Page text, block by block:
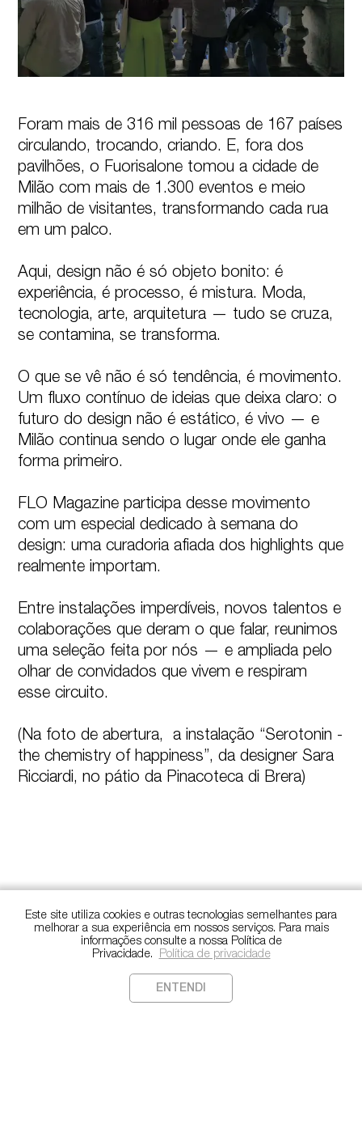
Foram mais de 316 mil pessoas de 167 países
circulando, trocando, criando. E, fora dos
pavilhões, o Fuorisalone tomou a cidade de
Milão com mais de 1.300 eventos e meio
milhão de visitantes, transformando cada rua
em um palco.
Aqui, design não é só objeto bonito: é
experiência, é processo, é mistura. Moda,
tecnologia, arte, arquitetura — tudo se cruza,
se contamina, se transforma.
O que se vê não é só tendência, é movimento.
Um fluxo contínuo de ideias que deixa claro: o
futuro do design não é estático, é vivo — e
Milão continua sendo o lugar onde ele ganha
forma primeiro.
FLO Magazine participa desse movimento
com um especial dedicado à semana do
design: uma curadoria afiada dos highlights que
realmente importam.
Entre instalações imperdíveis, novos talentos e
colaborações que deram o que falar, reunimos
uma seleção feita por nós — e ampliada pelo
olhar de convidados que vivem e respiram
esse circuito.
(Na foto de abertura,  a instalação “Serotonin -
the chemistry of happiness”, da designer Sara
Ricciardi, no pátio da Pinacoteca di Brera)
Este site utiliza cookies e outras tecnologias semelhantes para
melhorar a sua experiência em nossos serviços. Para mais
informações consulte a nossa Política de
Privacidade.
Política de privacidade
ENTENDI